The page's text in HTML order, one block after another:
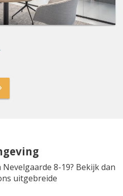
8-19? Bekijk dan
uitgebreide